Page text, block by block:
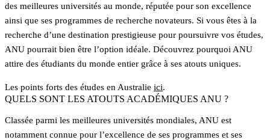
des meilleures universités au monde, réputée pour son excellence
ainsi que ses programmes de recherche novateurs. Si vous êtes à la
recherche d’une destination prestigieuse pour poursuivre vos études,
ANU pourrait bien être l’option idéale. Découvrez pourquoi ANU
attire des étudiants du monde entier grâce à ses atouts uniques.
Les points forts des études en Australie ici.
QUELS SONT LES ATOUTS ACADÉMIQUES ANU ?
Classée parmi les meilleures universités mondiales, ANU est
notamment connue pour l’excellence de ses programmes et ses